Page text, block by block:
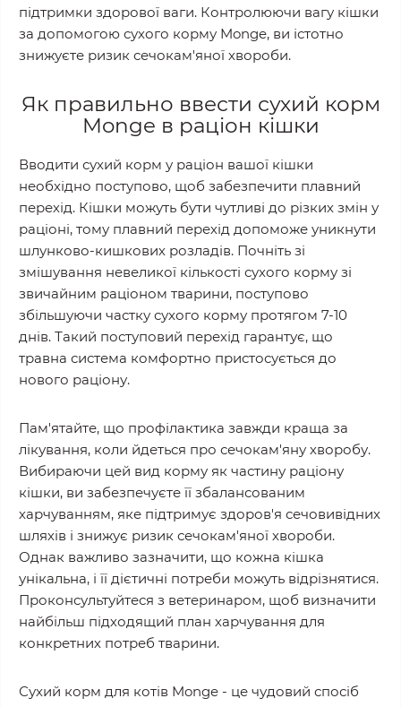
підтримки здорової ваги. Контролюючи вагу кішки
за допомогою сухого корму Monge, ви істотно
знижуєте ризик сечокам'яної хвороби.
Як правильно ввести сухий корм
Monge в раціон кішки
Вводити сухий корм у раціон вашої кішки
необхідно поступово, щоб забезпечити плавний
перехід. Кішки можуть бути чутливі до різких змін у
раціоні, тому плавний перехід допоможе уникнути
шлунково-кишкових розладів. Почніть зі
змішування невеликої кількості сухого корму зі
звичайним раціоном тварини, поступово
збільшуючи частку сухого корму протягом 7-10
днів. Такий поступовий перехід гарантує, що
травна система комфортно пристосується до
нового раціону.
Пам'ятайте, що профілактика завжди краща за
лікування, коли йдеться про сечокам'яну хворобу.
Вибираючи цей вид корму як частину раціону
кішки, ви забезпечуєте її збалансованим
харчуванням, яке підтримує здоров'я сечовивідних
шляхів і знижує ризик сечокам'яної хвороби.
Однак важливо зазначити, що кожна кішка
унікальна, і її дієтичні потреби можуть відрізнятися.
Проконсультуйтеся з ветеринаром, щоб визначити
найбільш підходящий план харчування для
конкретних потреб тварини.
Сухий корм для котів Monge - це чудовий спосіб